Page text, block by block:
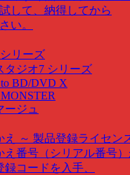
して、納得してから
い。
リーズ
タジオ7 シリーズ
BD/DVD X
ージュ
え ～ 製品登録ライセン
え番号（シリアル番号）
録コードを入手、